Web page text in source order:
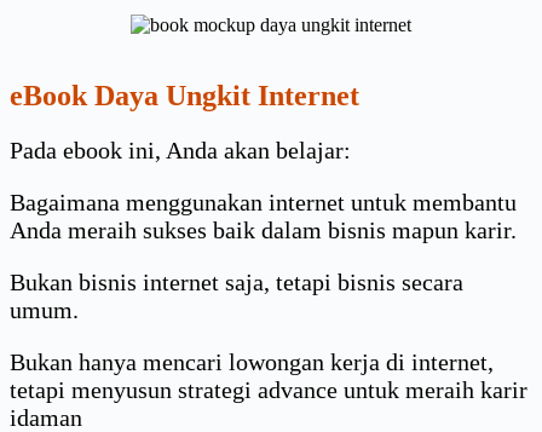
eBook Daya Ungkit Internet
Pada ebook ini, Anda akan belajar:
Bagaimana menggunakan internet untuk membantu
Anda meraih sukses baik dalam bisnis mapun karir.
Bukan bisnis internet saja, tetapi bisnis secara
umum.
Bukan hanya mencari lowongan kerja di internet,
tetapi menyusun strategi advance untuk meraih karir
idaman